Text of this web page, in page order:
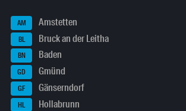
AM Amstetten
BL Bruck an der Leitha
BN Baden
GD Gmünd
GF Gänserndorf
HL Hollabrunn